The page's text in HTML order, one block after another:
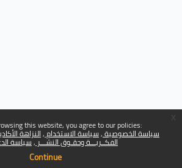
this website, you agree to our policies:
سياسة الخصوصية سياسة الاستخدام النزاهة
الفكــريـــة وحقـوق النشـــر سياسة
Continue